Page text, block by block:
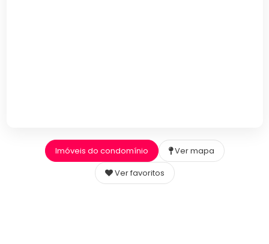
Imóveis do condomínio
Ver mapa
Ver favoritos